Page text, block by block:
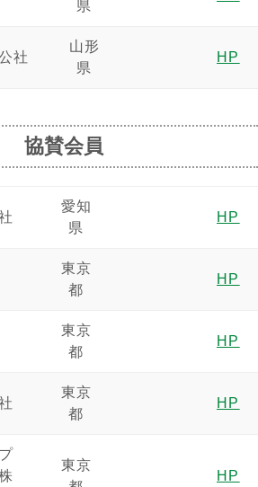
県
社
山形
県
HP
協賛会員
愛知
県
HP
東京
都
HP
東京
都
HP
東京
都
HP
東京
HP